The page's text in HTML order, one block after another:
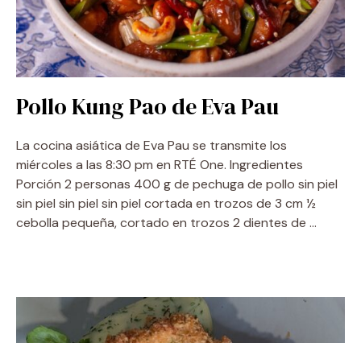
Pollo Kung Pao de Eva Pau
La cocina asiática de Eva Pau se transmite los
miércoles a las 8:30 pm en RTÉ One. Ingredientes
Porción 2 personas 400 g de pechuga de pollo sin piel
sin piel sin piel sin piel cortada en trozos de 3 cm ½
cebolla pequeña, cortado en trozos 2 dientes de …